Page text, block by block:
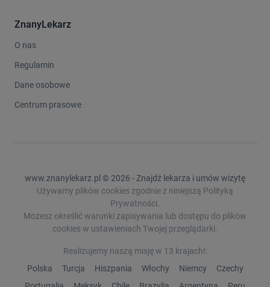
ZnanyLekarz
O nas
Regulamin
Dane osobowe
Centrum prasowe
www.znanylekarz.pl © 2026 - Znajdź lekarza i umów wizytę
Używamy plików cookies zgodnie z niniejszą Polityką
Prywatności.
Możesz określić warunki zapisywania lub dostępu do plików
cookies w ustawieniach Twojej przeglądarki.
Realizujemy naszą misję w 13 krajach!:
Polska
Turcja Hiszpania Włochy Niemcy
Czechy